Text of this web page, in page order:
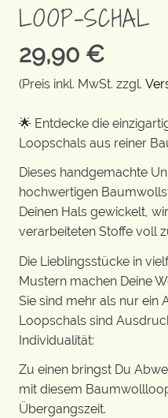
LOOP-SCHAL
29,90 €
(Preis inkl. MwSt. zzgl.
🌟 Entdecke die
Loopschals aus reiner
Dieses handgemachte
hochwertigen
Deinen Hals gewickelt,
verarbeiteten Stoffe voll
Die Lieblingsstücke in
Mustern machen Deine
Sie sind mehr als nur ein
Loopschals sind
Individualität:
Zu einen bringst Du
mit diesem
Übergangszeit.